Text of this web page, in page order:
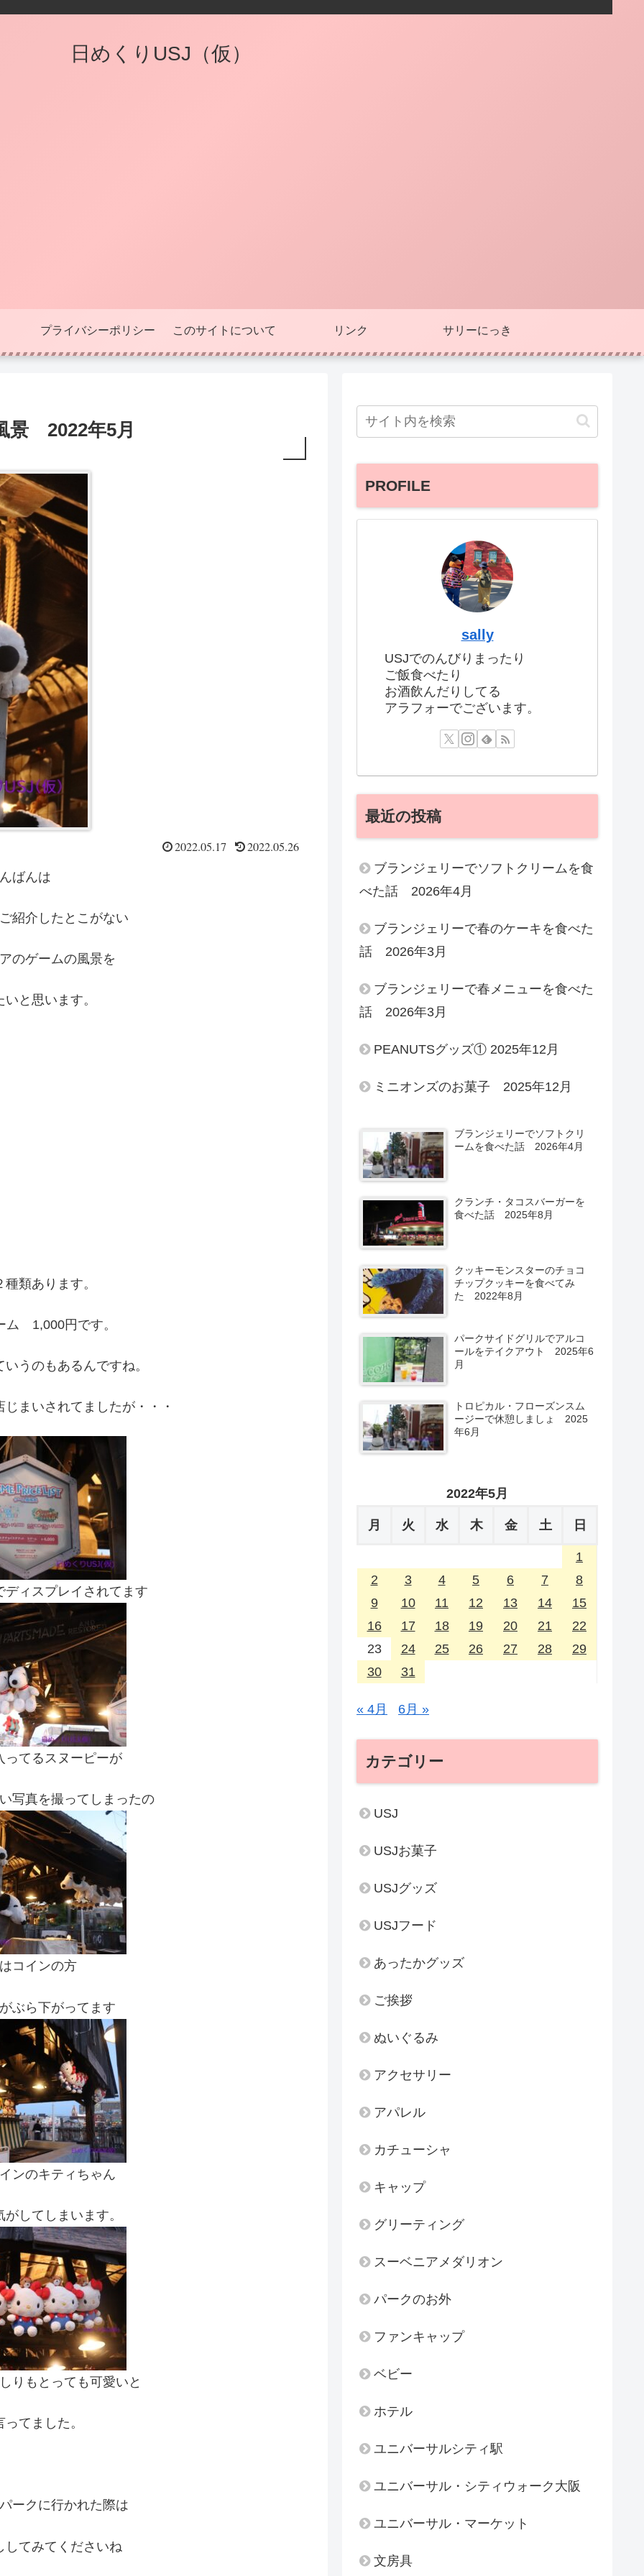
日めくりUSJ（仮）
プライバシーポリシー このサイトについて リンク サリーにっき
景 2022年5月
2022.05.17 2022.05.26
ばんは
紹介したとこがない
のゲームの風景を
と思います。
類あります。
ム 1,000円です。
うのもあるんですね。
まいされてましたが・・・
ディスプレイされてます
ってるスヌーピーが
写真を撮ってしまったの
コインの方
ぶら下がってます
ンのキティちゃん
してしまいます。
りもとっても可愛いと
てました。
ークに行かれた際は
してみてくださいね
PROFILE
sally
USJでのんびりまったり
ご飯食べたり
お酒飲んだりしてる
アラフォーでございます。
最近の投稿
ブランジェリーでソフトクリームを食
べた話 2026年4月
ブランジェリーで春のケーキを食べた
話 2026年3月
ブランジェリーで春メニューを食べた
話 2026年3月
PEANUTSグッズ① 2025年12月
ミニオンズのお菓子 2025年12月
ブランジェリーでソフトクリ
ームを食べた話 2026年4月
クランチ・タコスバーガーを
食べた話 2025年8月
クッキーモンスターのチョコ
チップクッキーを食べてみ
た 2022年8月
パークサイドグリルでアルコ
ールをテイクアウト 2025年6
月
トロピカル・フローズンスム
ージーで休憩しましょ 2025
年6月
2022年5月
月 火 水 木 金 土 日
1
2
3 4 5 6 7
8
9
10 11 12 13 14
15
16
17 18 19 20 21
22
23
24 25 26 27 28
29
30
31
« 4月 6月 »
カテゴリー
USJ
USJお菓子
USJグッズ
USJフード
あったかグッズ
ご挨拶
ぬいぐるみ
アクセサリー
アパレル
カチューシャ
キャップ
グリーティング
スーベニアメダリオン
パークのお外
ファンキャップ
ベビー
ホテル
ユニバーサルシティ駅
ユニバーサル・シティウォーク大阪
ユニバーサル・マーケット
文房具